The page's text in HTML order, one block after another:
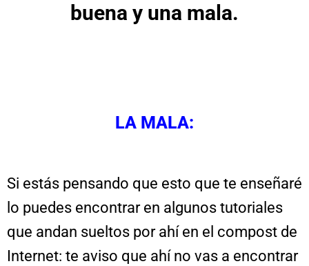
buena y una mala.
LA MALA:
Si estás pensando que esto que te enseñaré
lo puedes encontrar en algunos tutoriales
que andan sueltos por ahí en el compost de
Internet: te aviso que ahí no vas a encontrar